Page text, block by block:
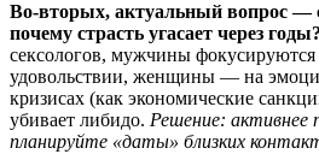
Во-вторых, актуальный вопрос —
почему страсть угасает через годы?
сексологов, мужчины
удовольствии, женщины — на
кризисах (как экономические
убивает либидо. Решение: активнее
планируйте «даты» близких